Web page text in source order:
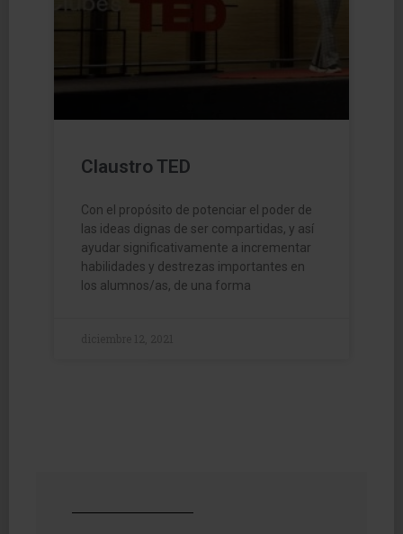
Claustro TED
Con el propósito de potenciar el poder de
las ideas dignas de ser compartidas, y así
ayudar significativamente a incrementar
habilidades y destrezas importantes en
los alumnos/as, de una forma